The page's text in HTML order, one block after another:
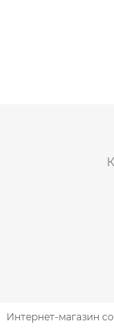
Интернет-магазин